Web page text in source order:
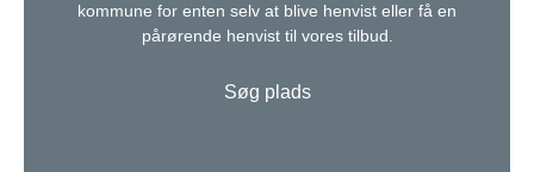
kommune for enten selv at blive henvist eller få en
pårørende henvist til vores tilbud.
Søg plads